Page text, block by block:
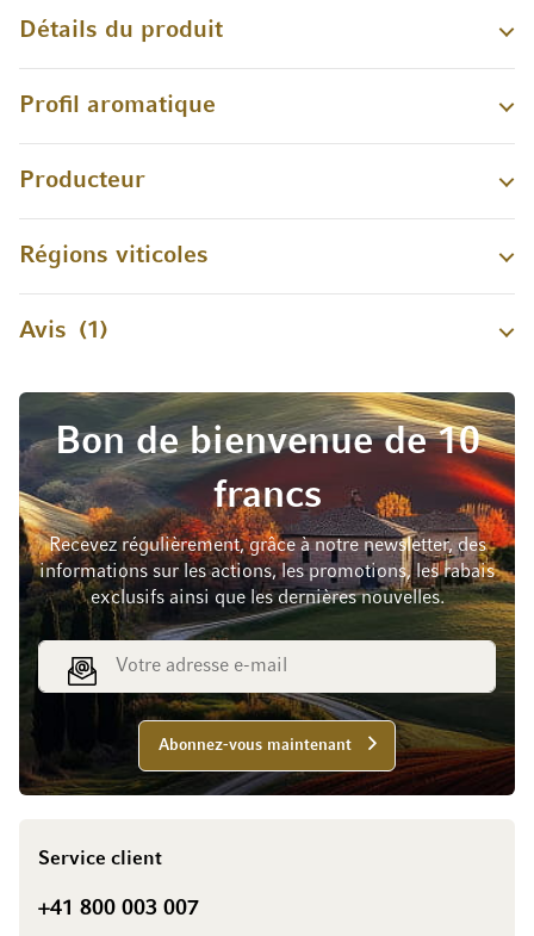
Détails du produit
Profil aromatique
Producteur
Régions viticoles
Avis 1
Bon de bienvenue de 10
francs
Recevez régulièrement, grâce à notre newsletter, des
informations sur les actions, les promotions, les rabais
exclusifs ainsi que les dernières nouvelles.
Adresse e-mail
Abonnez-vous maintenant
Service client
+41 800 003 007